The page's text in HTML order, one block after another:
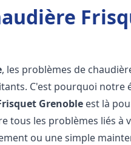
, les problèmes de
C'est pourquoi notre
Grenoble est là
tous les problèmes liés à
ou une simple